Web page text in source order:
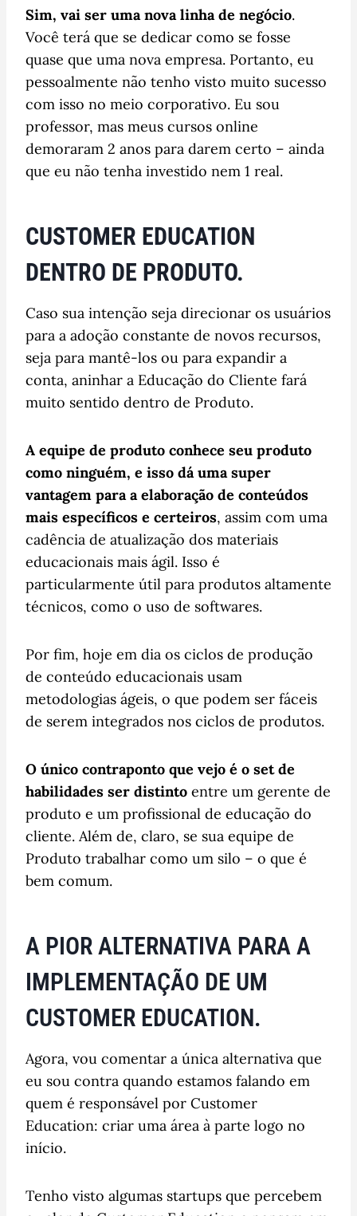
Sim, vai ser uma nova linha de negócio.
Você terá que se dedicar como se fosse
quase que uma nova empresa. Portanto, eu
pessoalmente não tenho visto muito sucesso
com isso no meio corporativo. Eu sou
professor, mas meus cursos online
demoraram 2 anos para darem certo – ainda
que eu não tenha investido nem 1 real.
CUSTOMER EDUCATION
DENTRO DE PRODUTO.
Caso sua intenção seja direcionar os usuários
para a adoção constante de novos recursos,
seja para mantê-los ou para expandir a
conta, aninhar a Educação do Cliente fará
muito sentido dentro de Produto.
A equipe de produto conhece seu produto
como ninguém, e isso dá uma super
vantagem para a elaboração de conteúdos
mais específicos e certeiros, assim com uma
cadência de atualização dos materiais
educacionais mais ágil. Isso é
particularmente útil para produtos altamente
técnicos, como o uso de softwares.
Por fim, hoje em dia os ciclos de produção
de conteúdo educacionais usam
metodologias ágeis, o que podem ser fáceis
de serem integrados nos ciclos de produtos.
O único contraponto que vejo é o set de
habilidades ser distinto entre um gerente de
produto e um profissional de educação do
cliente. Além de, claro, se sua equipe de
Produto trabalhar como um silo – o que é
bem comum.
A PIOR ALTERNATIVA PARA A
IMPLEMENTAÇÃO DE UM
CUSTOMER EDUCATION.
Agora, vou comentar a única alternativa que
eu sou contra quando estamos falando em
quem é responsável por Customer
Education: criar uma área à parte logo no
início.
Tenho visto algumas startups que percebem